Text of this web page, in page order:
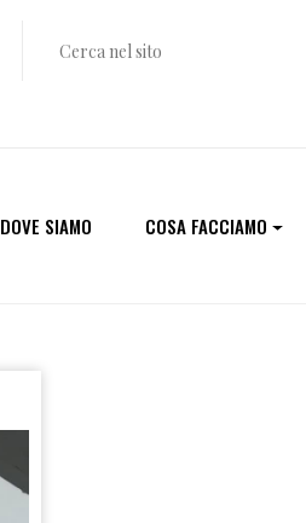
DOVE SIAMO COSA FACCIAMO